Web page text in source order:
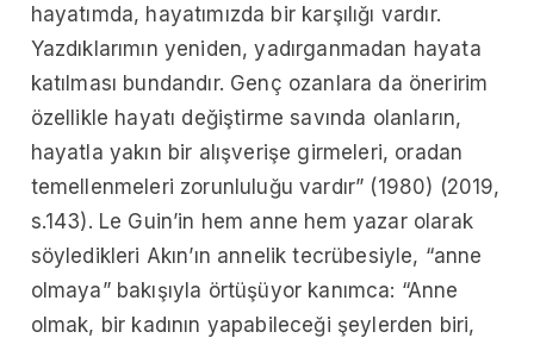
hayatımda, hayatımızda bir karşılığı vardır.
Yazdıklarımın yeniden, yadırganmadan hayata
katılması bundandır. Genç ozanlara da öneririm
özellikle hayatı değiştirme savında olanların,
hayatla yakın bir alışverişe girmeleri, oradan
temellenmeleri zorunluluğu vardır” (1980) (2019,
s.143). Le Guin’in hem anne hem yazar olarak
söyledikleri Akın’ın annelik tecrübesiyle, “anne
olmaya” bakışıyla örtüşüyor kanımca: “Anne
olmak, bir kadının yapabileceği şeylerden biri,